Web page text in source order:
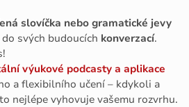
slovíčka nebo gramatické jevy
svých budoucích konverzací.
výukové podcasty a aplikace
a flexibilního učení – kdykoli a
nejlépe vyhovuje vašemu rozvrhu.